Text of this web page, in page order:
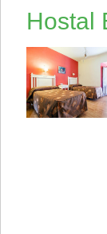
Hostal